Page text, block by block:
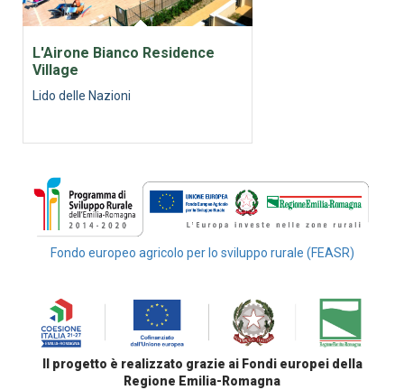
L'Airone Bianco Residence
Village
Lido delle Nazioni
Fondo europeo agricolo per lo sviluppo rurale (FEASR)
Il progetto è realizzato grazie ai Fondi europei della
Regione Emilia-Romagna